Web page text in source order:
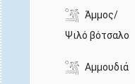
Άμμος/
Ψιλό βότσαλο
Αμμουδιά